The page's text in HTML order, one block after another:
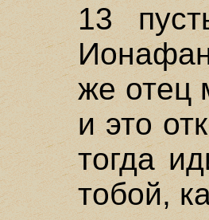
13
же отец
и это
тогда
тобой,